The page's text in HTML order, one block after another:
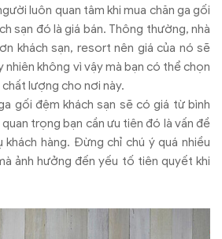
luôn quan tâm khi mua chăn ga gối
sạn đó là giá bán. Thông thường, nhà
khách sạn, resort nên giá của nó sẽ
nhiên không vì vậy mà bạn có thể chọn
lượng cho nơi này.
gối đệm khách sạn sẽ có giá từ bình
trọng bạn cần ưu tiên đó là vấn đề
hàng. Đừng chỉ chú ý quá nhiều
ảnh hưởng đến yếu tố tiên quyết khi